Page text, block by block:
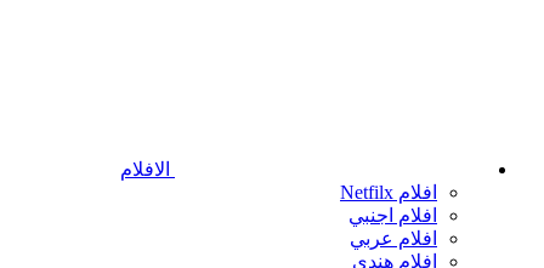
الافلام
افلام Netfilx
افلام اجنبي
افلام عربي
افلام هندى